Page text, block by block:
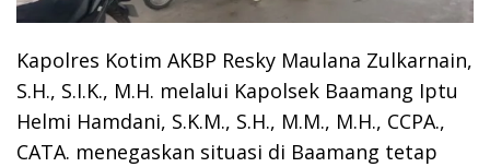
Kapolres Kotim AKBP Resky Maulana Zulkarnain,
S.H., S.I.K., M.H. melalui Kapolsek Baamang Iptu
Helmi Hamdani, S.K.M., S.H., M.M., M.H., CCPA.,
CATA. menegaskan situasi di Baamang tetap